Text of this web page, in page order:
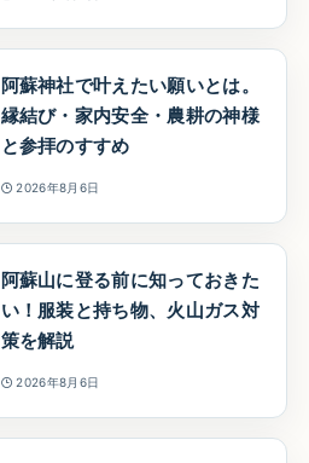
阿蘇神社で叶えたい願いとは。
縁結び・家内安全・農耕の神様
と参拝のすすめ
2026年8月6日
阿蘇山に登る前に知っておきた
い！服装と持ち物、火山ガス対
策を解説
2026年8月6日